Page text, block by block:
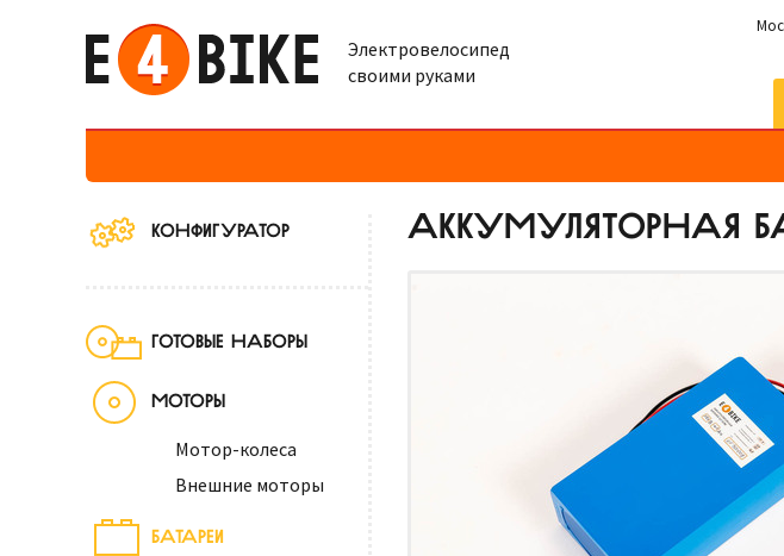
Электровелосипед
своими руками
КОНФИГУРАТОР
ГОТОВЫЕ НАБОРЫ
МОТОРЫ
Мотор-колеса
Внешние моторы
БАТАРЕИ
АККУМУЛЯТОРНАЯ